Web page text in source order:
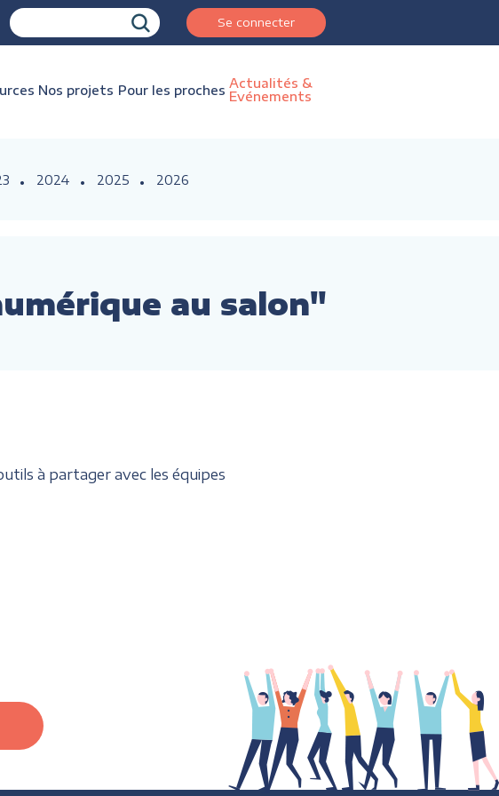
Se connecter
Nos projets Pour les proches Actualités &
Evénements
2024 2025 2026
au salon"
à partager avec les équipes